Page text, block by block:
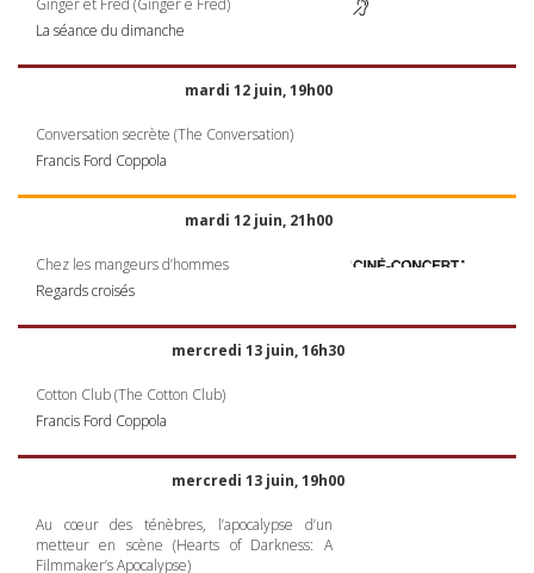
Ginger et Fred (Ginger e Fred)
La séance du dimanche
mardi 12 juin, 19h00
Conversation secrète (The Conversation)
Francis Ford Coppola
mardi 12 juin, 21h00
Chez les mangeurs d’hommes
Regards croisés
mercredi 13 juin, 16h30
Cotton Club (The Cotton Club)
Francis Ford Coppola
mercredi 13 juin, 19h00
Au cœur des ténèbres, l’apocalypse d’un
metteur en scène (Hearts of Darkness: A
Filmmaker’s Apocalypse)